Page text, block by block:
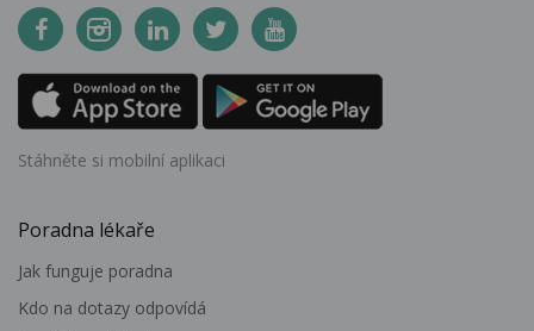
Stáhněte si mobilní aplikaci
Poradna lékaře
Jak funguje poradna
Kdo na dotazy odpovídá